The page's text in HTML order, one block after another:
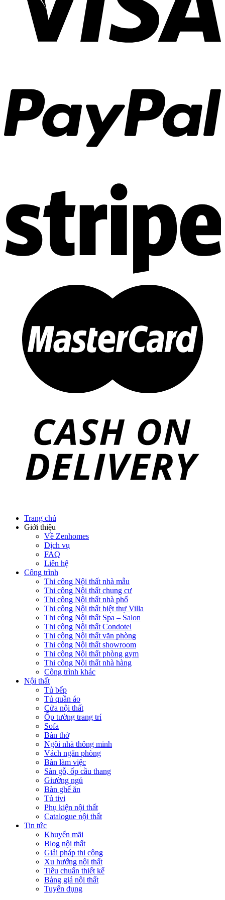
Trang chủ
Giới thiệu
Về Zenhomes
Dịch vụ
FAQ
Liên hệ
Công trình
Thi công Nội thất nhà mẫu
Thi công Nội thất chung cư
Thi công Nội thất nhà phố
Thi công Nội thất biệt thự Villa
Thi công Nội thất Spa – Salon
Thi công Nội thất Condotel
Thi công Nội thất văn phòng
Thi công Nội thất showroom
Thi công Nội thất phòng gym
Thi công Nội thất nhà hàng
Công trình khác
Nội thất
Tủ bếp
Tủ quần áo
Cửa nội thất
Ốp tường trang trí
Sofa
Bàn thờ
Ngôi nhà thông minh
Vách ngăn phòng
Bàn làm việc
Sàn gỗ, ốp cầu thang
Giường ngủ
Bàn ghế ăn
Tủ tivi
Phụ kiện nội thất
Catalogue nội thất
Tin tức
Khuyến mãi
Blog nội thất
Giải pháp thi công
Xu hướng nội thất
Tiêu chuẩn thiết kế
Bảng giá nội thất
Tuyển dụng